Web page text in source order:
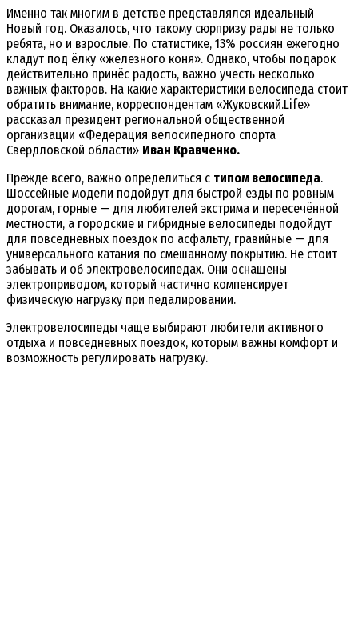
Именно так многим в детстве представлялся идеальный
Новый год. Оказалось, что такому сюрпризу рады не только
ребята, но и взрослые. По статистике, 13% россиян ежегодно
кладут под ёлку «железного коня». Однако, чтобы подарок
действительно принёс радость, важно учесть несколько
важных факторов. На какие характеристики велосипеда стоит
обратить внимание, корреспондентам «Жуковский.Life»
рассказал президент региональной общественной
организации «Федерация велосипедного спорта
Свердловской области» Иван Кравченко.
Прежде всего, важно определиться с типом велосипеда.
Шоссейные модели подойдут для быстрой езды по ровным
дорогам, горные — для любителей экстрима и пересечённой
местности, а городские и гибридные велосипеды подойдут
для повседневных поездок по асфальту, гравийные — для
универсального катания по смешанному покрытию. Не стоит
забывать и об электровелосипедах. Они оснащены
электроприводом, который частично компенсирует
физическую нагрузку при педалировании.
Электровелосипеды чаще выбирают любители активного
отдыха и повседневных поездок, которым важны комфорт и
возможность регулировать нагрузку.